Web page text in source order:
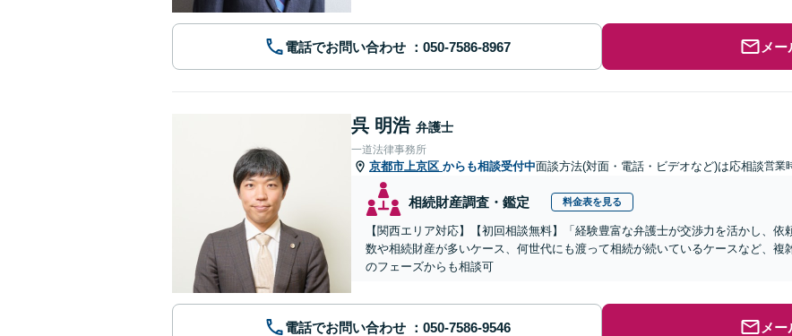
電話でお問い合わせ メ
呉 明浩 弁護士
一道法律事務所
京都市上京区 からも相談受付中面談方法(対面・電話・ビデオなど)は応相談営業
相続財産調査・鑑定 料金表を見る
【関西エリア対応】【初回相談無料】「経験豊富な弁護士が交渉力を活かし、
数や相続財産が多いケース、何世代にも渡って相続が続いているケースなど、複
のフェーズからも相談可
電話でお問い合わせ メ